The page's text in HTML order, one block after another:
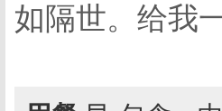
如隔世。给我